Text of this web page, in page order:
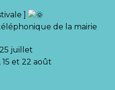
]
de la mairie
25 juillet
15 et 22 août